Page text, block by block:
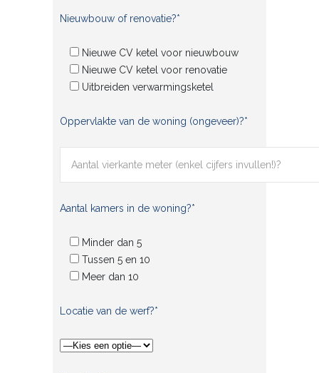
Nieuwbouw of renovatie?*
Nieuwe CV ketel voor nieuwbouw
Nieuwe CV ketel voor renovatie
Uitbreiden verwarmingsketel
Oppervlakte van de woning (ongeveer)?*
Aantal kamers in de woning?*
Minder dan 5
Tussen 5 en 10
Meer dan 10
Locatie van de werf?*